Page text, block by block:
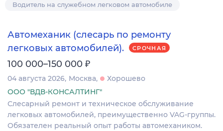
Водитель на служебном легковом автомобиле
Автомеханик (слесарь по ремонту
легковых автомобилей).
СРОЧНАЯ
100 000–150 000 ₽
04 августа 2026 Москва
Хорошево
ООО "ВДВ-КОНСАЛТИНГ"
Слесарный ремонт и техническое обслуживание
легковых автомобилей, преимущественно VAG-группы.
Обязателен реальный опыт работы автомехаником.